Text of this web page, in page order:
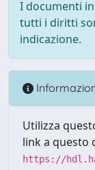
I documenti
tutti i diritti
indicazione.
Utilizza
link a questo
https://